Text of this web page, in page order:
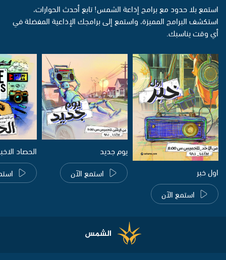
استمع بلا حدود مع برامج إذاعة الشمس! تابع أحدث الحوارات،
استكشف البرامج المميزة، واستمع إلى برامجك الإذاعية المفضلة في
أي وقت يناسبك.
اول خبر
استمع الآن
يوم جديد
استمع الآن
الحصاد